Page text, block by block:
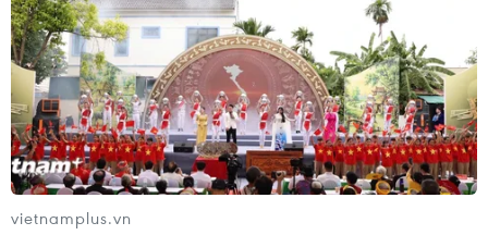
vietnamplus.vn